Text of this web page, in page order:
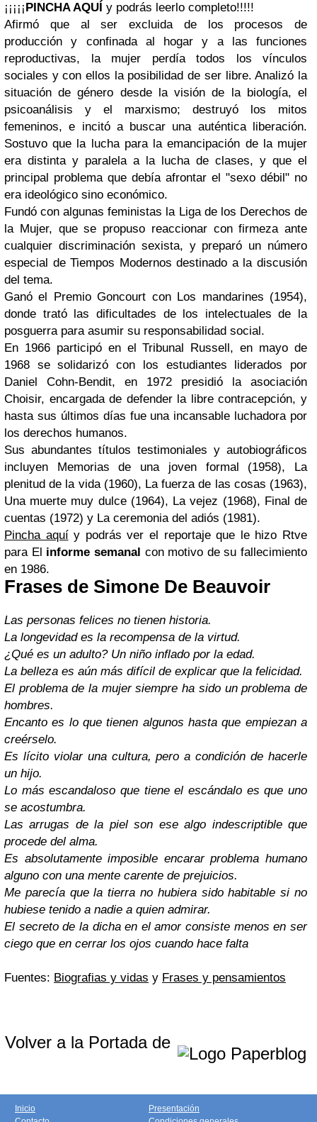
¡¡¡¡¡ PINCHA AQUÍ y podrás leerlo completo!!!!!
Afirmó que al ser excluida de los procesos de
producción y confinada al hogar y a las funciones
reproductivas, la mujer perdía todos los vínculos
sociales y con ellos la posibilidad de ser libre. Analizó la
situación de género desde la visión de la biología, el
psicoanálisis y el marxismo; destruyó los mitos
femeninos, e incitó a buscar una auténtica liberación.
Sostuvo que la lucha para la emancipación de la mujer
era distinta y paralela a la lucha de clases, y que el
principal problema que debía afrontar el "sexo débil" no
era ideológico sino económico.
Fundó con algunas feministas la Liga de los Derechos de
la Mujer, que se propuso reaccionar con firmeza ante
cualquier discriminación sexista, y preparó un número
especial de Tiempos Modernos destinado a la discusión
del tema.
Ganó el Premio Goncourt con Los mandarines (1954),
donde trató las dificultades de los intelectuales de la
posguerra para asumir su responsabilidad social.
En 1966 participó en el Tribunal Russell, en mayo de
1968 se solidarizó con los estudiantes liderados por
Daniel Cohn-Bendit, en 1972 presidió la asociación
Choisir, encargada de defender la libre contracepción, y
hasta sus últimos días fue una incansable luchadora por
los derechos humanos.
Sus abundantes títulos testimoniales y autobiográficos
incluyen Memorias de una joven formal (1958), La
plenitud de la vida (1960), La fuerza de las cosas (1963),
Una muerte muy dulce (1964), La vejez (1968), Final de
cuentas (1972) y La ceremonia del adiós (1981).
Pincha aquí y podrás ver el reportajeque le hizo Rtve
para El informe semanal con motivo de su fallecimiento
en 1986.
Frases de Simone De Beauvoir
Las personas felices no tienen historia.
La longevidad es la recompensa de la virtud.
¿Qué es un adulto? Un niño inflado por la edad.
La belleza es aún más difícil de explicar que la felicidad.
El problema de la mujer siempre ha sido un problema de
hombres.
Encanto es lo que tienen algunos hasta que empiezan a
creérselo.
Es lícito violar una cultura, pero a condición de hacerle
un hijo.
Lo más escandaloso que tiene el escándalo es que uno
se acostumbra.
Las arrugas de la piel son ese algo indescriptible que
procede del alma.
Es absolutamente imposible encarar problema humano
alguno con una mente carente de prejuicios.
Me parecía que la tierra no hubiera sido habitable si no
hubiese tenido a nadie a quien admirar.
El secreto de la dicha en el amor consiste menos en ser
ciego que en cerrar los ojos cuando hace falta
Fuentes: Biografias y vidas y Frases y pensamientos
Volver a la Portada de
Inicio
Presentación